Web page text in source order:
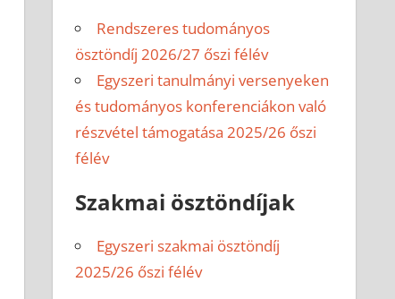
Rendszeres tudományos
ösztöndíj 2026/27 őszi félév
Egyszeri tanulmányi versenyeken
és tudományos konferenciákon való
részvétel támogatása 2025/26 őszi
félév
Szakmai ösztöndíjak
Egyszeri szakmai ösztöndíj
2025/26 őszi félév